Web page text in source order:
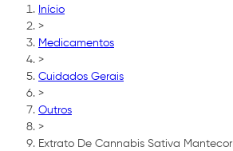
Início
>
Medicamentos
>
Cuidados Gerais
>
Outros
>
Extrato De Cannabis Sativa